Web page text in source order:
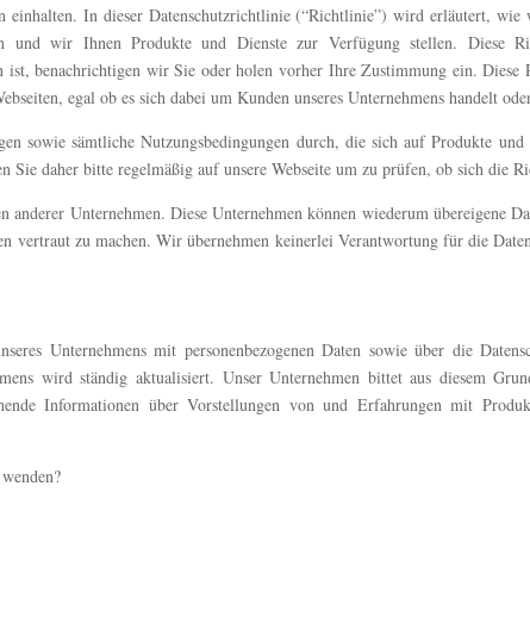
einhalten. In dieser Datenschutzrichtlinie (“Richtlinie”) wird erläutert, wie
und wir Ihnen Produkte und Dienste zur Verfügung stellen. Diese
ist, benachrichtigen wir Sie oder holen vorher Ihre Zustimmung ein.
egal ob es sich dabei um Kunden unseres Unternehmens handelt
sowie sämtliche Nutzungsbedingungen durch, die sich auf Produkte
daher bitte regelmäßig auf unsere Webseite um zu prüfen, ob sich die
Unternehmen. Diese Unternehmen können wiederum übereigene
vertraut zu machen. Wir übernehmen keinerlei Verantwortung für die
Unternehmens mit personenbezogenen Daten sowie über die
wird ständig aktualisiert. Unser Unternehmen bittet aus diesem
Informationen über Vorstellungen von und Erfahrungen mit